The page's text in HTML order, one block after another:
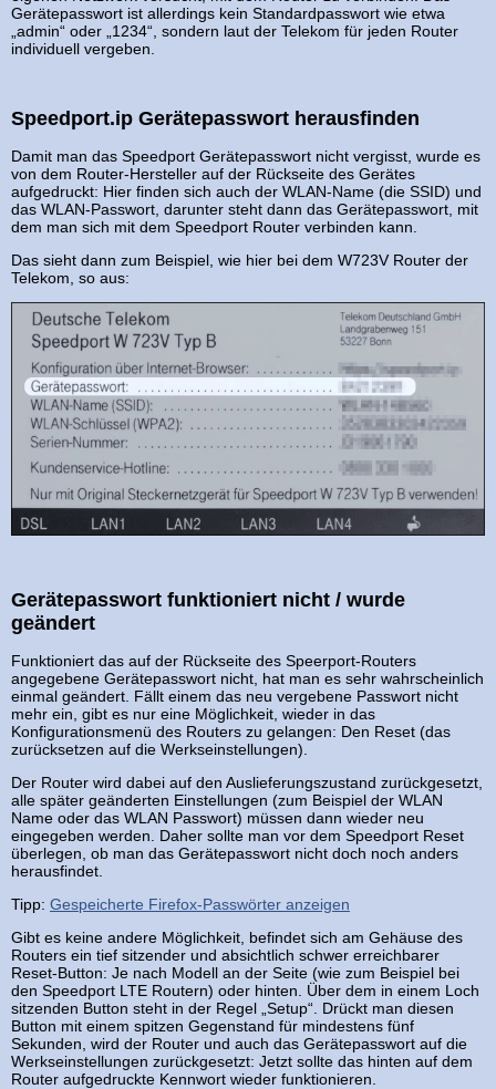
Gerätepasswort ist allerdings kein Standardpasswort wie etwa
„admin“ oder „1234“, sondern laut der Telekom für jeden Router
individuell vergeben.
Speedport.ip Gerätepasswort herausfinden
Damit man das Speedport Gerätepasswort nicht vergisst, wurde es
von dem Router-Hersteller auf der Rückseite des Gerätes
aufgedruckt: Hier finden sich auch der WLAN-Name (die SSID) und
das WLAN-Passwort, darunter steht dann das Gerätepasswort, mit
dem man sich mit dem Speedport Router verbinden kann.
Das sieht dann zum Beispiel, wie hier bei dem W723V Router der
Telekom, so aus:
Gerätepasswort funktioniert nicht / wurde
geändert
Funktioniert das auf der Rückseite des Speerport-Routers
angegebene Gerätepasswort nicht, hat man es sehr wahrscheinlich
einmal geändert. Fällt einem das neu vergebene Passwort nicht
mehr ein, gibt es nur eine Möglichkeit, wieder in das
Konfigurationsmenü des Routers zu gelangen: Den Reset (das
zurücksetzen auf die Werkseinstellungen).
Der Router wird dabei auf den Auslieferungszustand zurückgesetzt,
alle später geänderten Einstellungen (zum Beispiel der WLAN
Name oder das WLAN Passwort) müssen dann wieder neu
eingegeben werden. Daher sollte man vor dem Speedport Reset
überlegen, ob man das Gerätepasswort nicht doch noch anders
herausfindet.
Tipp: Gespeicherte Firefox-Passwörter anzeigen
Gibt es keine andere Möglichkeit, befindet sich am Gehäuse des
Routers ein tief sitzender und absichtlich schwer erreichbarer
Reset-Button: Je nach Modell an der Seite (wie zum Beispiel bei
den Speedport LTE Routern) oder hinten. Über dem in einem Loch
sitzenden Button steht in der Regel „Setup“. Drückt man diesen
Button mit einem spitzen Gegenstand für mindestens fünf
Sekunden, wird der Router und auch das Gerätepasswort auf die
Werkseinstellungen zurückgesetzt: Jetzt sollte das hinten auf dem
Router aufgedruckte Kennwort wieder funktionieren.